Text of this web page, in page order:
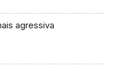
agressiva